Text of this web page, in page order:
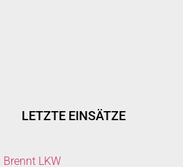
LETZTE EINSÄTZE
Brennt LKW